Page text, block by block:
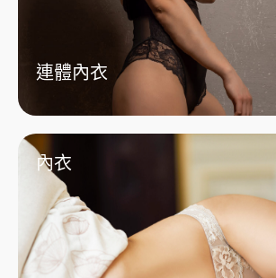
連體內衣
內衣